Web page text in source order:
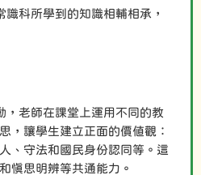
科所學到的知識相輔相承，
老師在課堂上運用不同的教
，讓學生建立正面的價值觀：
、守法和國民身份認同等。這
慎思明辨等共通能力。